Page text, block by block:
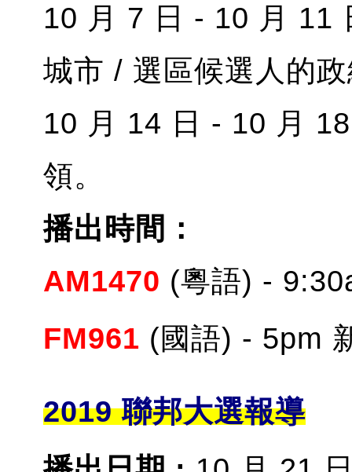
10 月 7 日 - 10 月 11
城市 / 選區候選人的
10 月 14 日 - 10 月
領。
播出時間：
AM1470 (粵語) -
FM961 (國語) - 5pm
2019 聯邦大選報導